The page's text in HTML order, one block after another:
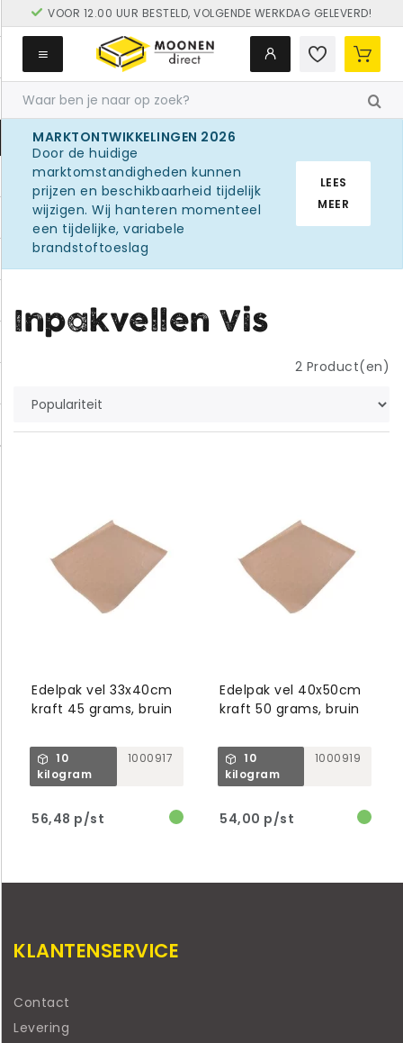
VOOR 12.00 UUR BESTELD, VOLGENDE WERKDAG GELEVERD!
GRATIS LEVERING VANAF € 250
MARKTONTWIKKELINGEN 2026
Door de huidige
marktomstandigheden kunnen
prijzen en beschikbaarheid tijdelijk
wijzigen. Wij hanteren momenteel
een tijdelijke, variabele
brandstoftoeslag
LEES
MEER
Inpakvellen Vis
2 Product(en)
Edelpak vel 33x40cm
kraft 45 grams, bruin
10
kilogram
1000917
56,48 p/st
Edelpak vel 40x50cm
kraft 50 grams, bruin
10
kilogram
1000919
54,00 p/st
KLANTENSERVICE
Contact
Levering